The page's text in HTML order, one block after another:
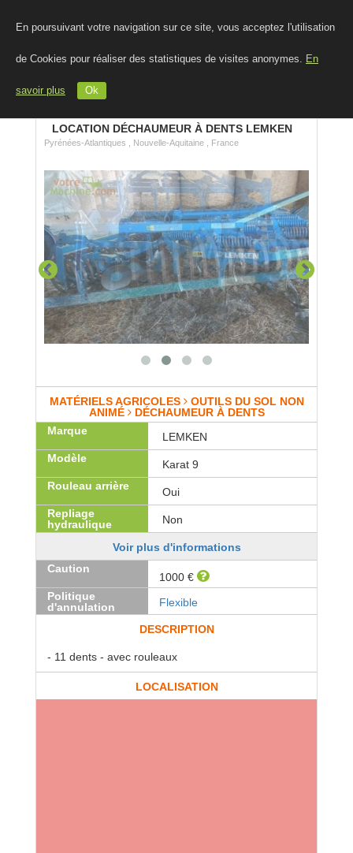
En poursuivant votre navigation sur ce site, vous acceptez l'utilisation
de Cookies pour réaliser des statistiques de visites anonymes. En
savoir plus Ok
LOCATION DÉCHAUMEUR À DENTS LEMKEN
Pyrénées-Atlantiques , Nouvelle-Aquitaine , France
MATÉRIELS AGRICOLES OUTILS DU SOL NON
ANIMÉ DÉCHAUMEUR À DENTS
Marque
LEMKEN
Modèle
Karat 9
Rouleau arrière
Oui
Repliage
hydraulique
Non
Voir plus d'informations
Caution
1000 €
Politique
d'annulation
Flexible
DESCRIPTION
- 11 dents - avec rouleaux
LOCALISATION